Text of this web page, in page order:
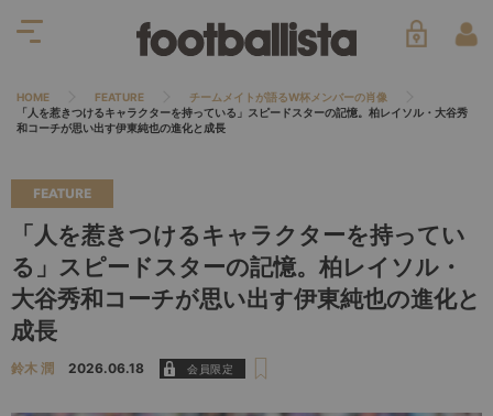
HOME FEATURE
チームメイトが語るW杯メンバーの肖像
「人を惹きつけるキャラクターを持っている」スピードスターの記憶。柏レイソル・大谷秀
和コーチが思い出す伊東純也の進化と成長
FEATURE
「人を惹きつけるキャラクターを持ってい
る」スピードスターの記憶。柏レイソル・
大谷秀和コーチが思い出す伊東純也の進化と
成長
鈴木 潤 2026.06.18